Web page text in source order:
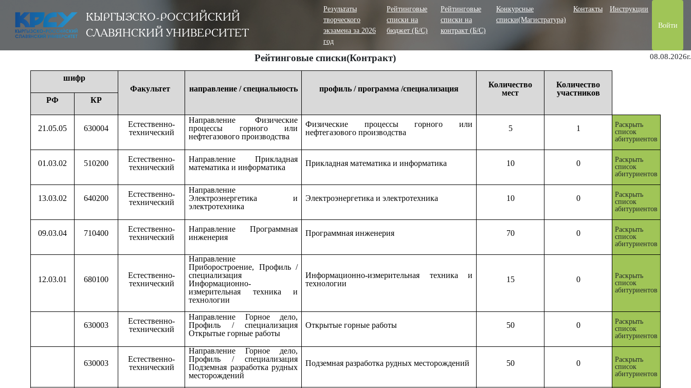
КЫРГЫЗСКО-РОССИЙСКИЙ
СЛАВЯНСКИЙ УНИВЕРСИТЕТ
Результаты
творческого
экзамена за 2026
год
Рейтинговые
списки на
бюджет (Б/С)
Рейтинговые
списки на
контракт (Б/С)
Конкурсные
списки(Магистратура)
Контакты Инструкции
Войти
08.08.2026г.
Рейтинговые списки(Контракт)
шифр
Факультет
направление / специальность профиль / программа /специализация
Количество
мест
Количество
участников
РФ
КР
21.05.05 630004
Естественно-
технический
Направление Физические
процессы горного или
нефтегазового производства
Физические процессы горного или
нефтегазового производства
5 1
Раскрыть
список
абитуриентов
01.03.02 510200
Естественно-
технический
Направление Прикладная
математика и информатика
Прикладная математика и информатика 10 0
Раскрыть
список
абитуриентов
13.03.02 640200
Естественно-
технический
Направление
Электроэнергетика и
электротехника
Электроэнергетика и электротехника 10 0
Раскрыть
список
абитуриентов
09.03.04 710400
Естественно-
технический
Направление Программная
инженерия
Программная инженерия 70 0
Раскрыть
список
абитуриентов
12.03.01 680100
Естественно-
технический
Направление
Приборостроение, Профиль /
специализация
Информационно-
измерительная техника и
технологии
Информационно-измерительная техника и
технологии
15 0
Раскрыть
список
абитуриентов
630003
Естественно-
технический
Направление Горное дело,
Профиль / специализация
Открытые горные работы
Открытые горные работы 50 0
Раскрыть
список
абитуриентов
630003
Естественно-
технический
Направление Горное дело,
Профиль / специализация
Подземная разработка рудных
месторождений
Подземная разработка рудных месторождений 50 0
Раскрыть
список
абитуриентов